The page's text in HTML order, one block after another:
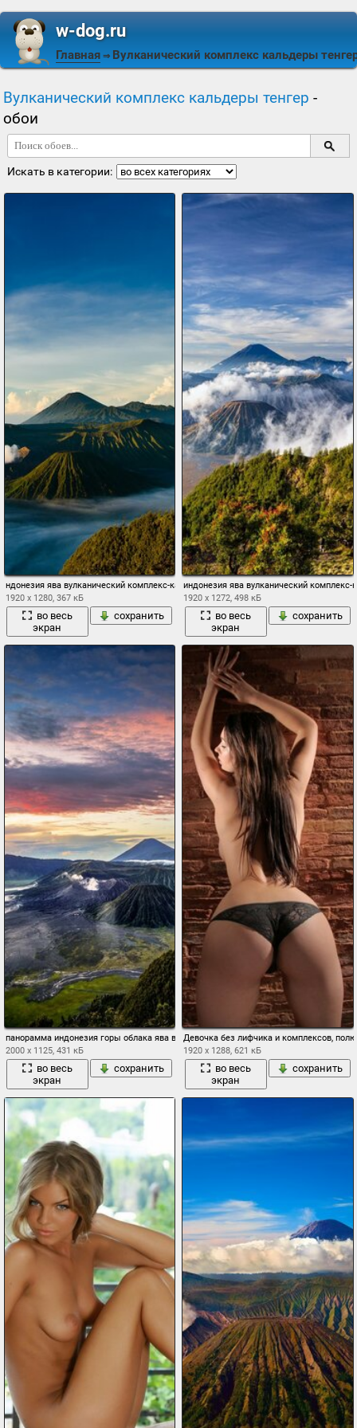
w-dog.ru
Главная ⇒ Вулканический комплекс кальдеры
Вулканический комплекс кальдеры тенгер -
обои
Искать в категории:
ндонезия ява вулканический комплекс-кальдеры тенгер tengger действующий
1920 x 1280, 367 кБ
во весь
экран
сохранить
индонезия ява вулканический
1920 x 1272, 498 кБ
во весь
экран
сохранить
панорамма индонезия горы облака ява вулканический комплекс-кальдеры тенгер
2000 x 1125, 431 кБ
во весь
экран
сохранить
Девочка без лифчика и комплексов,
1920 x 1288, 621 кБ
во весь
экран
сохранить